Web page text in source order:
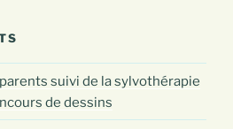
suivi de la sylvothérapie
de dessins